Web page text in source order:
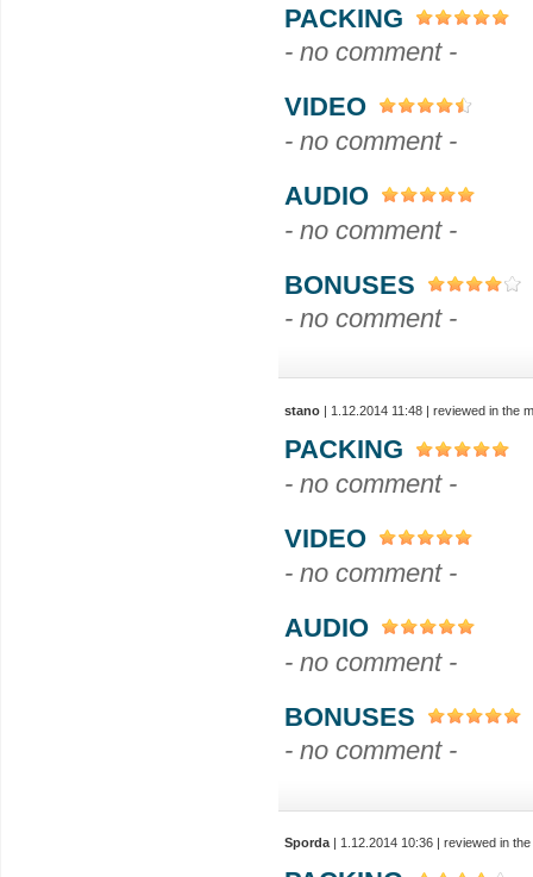
PACKING
- no comment -
VIDEO
- no comment -
AUDIO
- no comment -
BONUSES
- no comment -
stano | 1.12.2014 11:48 | reviewed in the
PACKING
- no comment -
VIDEO
- no comment -
AUDIO
- no comment -
BONUSES
- no comment -
Sporda | 1.12.2014 10:36 | reviewed in